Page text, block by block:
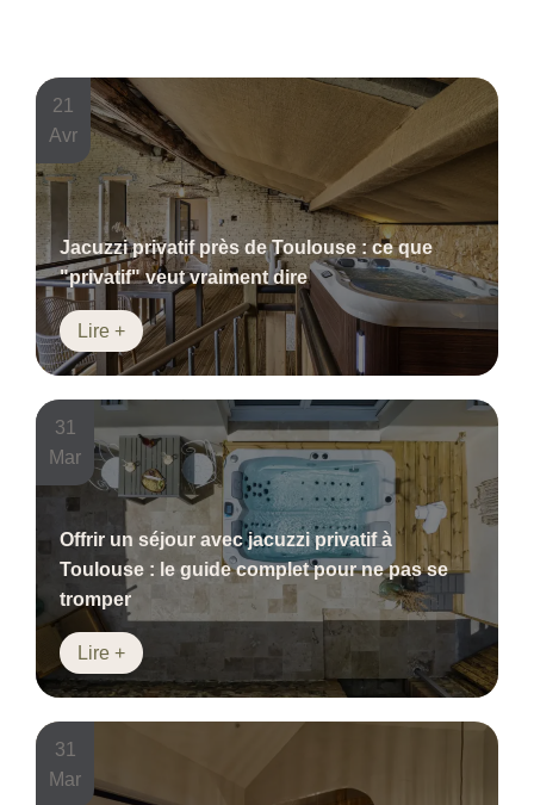
Jacuzzi privatif près de Toulouse : ce que
"privatif" veut vraiment dire
Lire +
21
Avr
Offrir un séjour avec jacuzzi privatif à
Toulouse : le guide complet pour ne pas se
tromper
Lire +
31
Mar
31
Mar